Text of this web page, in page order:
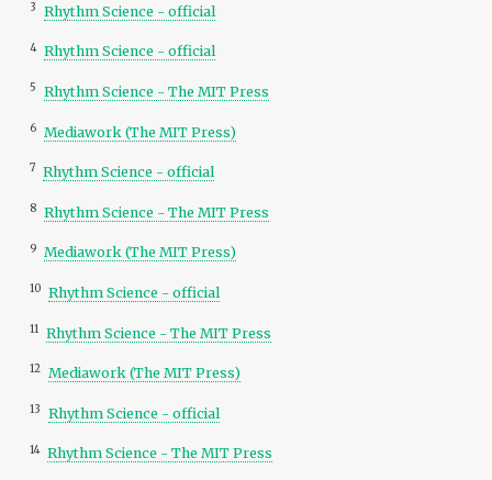
3 Rhythm Science - official
4 Rhythm Science - official
5 Rhythm Science - The MIT Press
6 Mediawork (The MIT Press)
7 Rhythm Science - official
8 Rhythm Science - The MIT Press
9 Mediawork (The MIT Press)
10 Rhythm Science - official
11 Rhythm Science - The MIT Press
12 Mediawork (The MIT Press)
13 Rhythm Science - official
14 Rhythm Science - The MIT Press